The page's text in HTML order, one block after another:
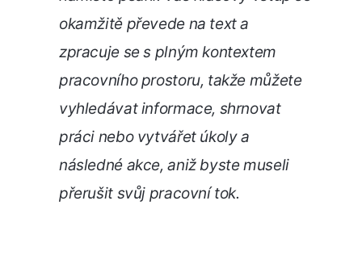
okamžitě převede na text a
zpracuje se s plným kontextem
pracovního prostoru, takže můžete
vyhledávat informace, shrnovat
práci nebo vytvářet úkoly a
následné akce, aniž byste museli
přerušit svůj pracovní tok.